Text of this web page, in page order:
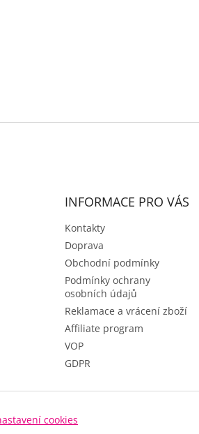
INFORMACE PRO VÁS
Kontakty
Doprava
Obchodní podmínky
Podmínky ochrany
osobních údajů
Reklamace a vrácení zboží
Affiliate program
VOP
GDPR
cookies